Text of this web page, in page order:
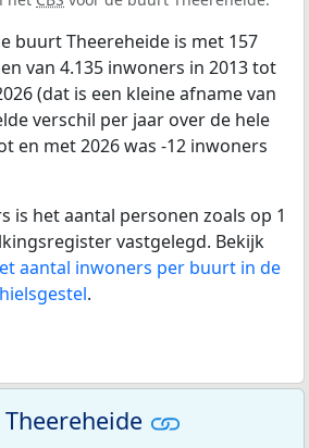
buurt Theereheide is met 157
van 4.135 inwoners in 2013 tot
(dat is een kleine afname van
verschil per jaar over de hele
en met 2026 was -12 inwoners
is het aantal personen zoals op 1
vastgelegd. Bekijk
aantal inwoners per buurt in de
.